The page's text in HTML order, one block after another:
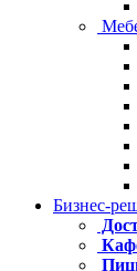
Бизнес-